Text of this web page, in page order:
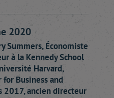
2020
Summers, Économiste
à la Kennedy School
Harvard,
Business and
2017, ancien directeur